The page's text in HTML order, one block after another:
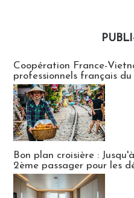
Coopération France-
professionnels français
Bon plan croisière :
2ème passager pour les